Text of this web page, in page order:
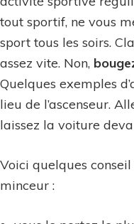
tout sportif, ne vous
sport tous les soirs.
assez vite. Non,
Quelques exemples
lieu de l’ascenseur.
laissez la voiture
Voici quelques
minceur :